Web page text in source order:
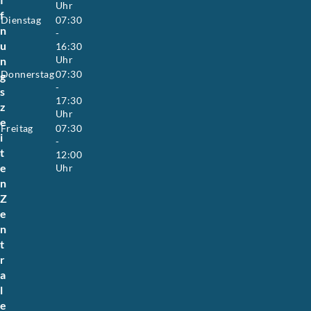
f
n
u
n
g
s
z
e
i
t
e
n
Z
e
n
t
r
a
l
e
Uhr
Dienstag
07:30
-
16:30
Uhr
Donnerstag07:30
-
17:30
Uhr
Freitag
07:30
-
12:00
Uhr